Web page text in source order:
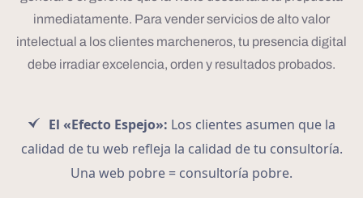
inmediatamente. Para vender servicios de alto valor
intelectual a los clientes marcheneros, tu presencia digital
debe irradiar excelencia, orden y resultados probados.
El «Efecto Espejo»: Los clientes asumen que la
calidad de tu web refleja la calidad de tu consultoría.
Una web pobre = consultoría pobre.